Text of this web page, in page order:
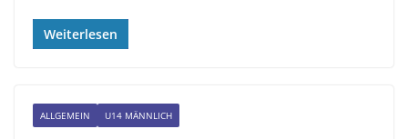
Weiterlesen
ALLGEMEIN U14 MÄNNLICH